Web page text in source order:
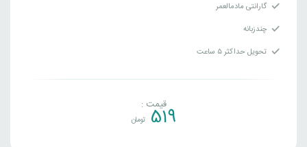
گارانتی مادمالعمر
چندزبانه
تحویل حداکثر ۵ ساعت
قیمت :
519 تومان